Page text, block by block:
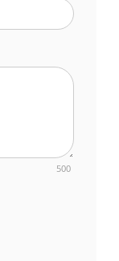
500